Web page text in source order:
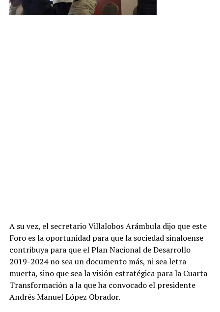
A su vez, el secretario Villalobos Arámbula dijo que este
Foro es la oportunidad para que la sociedad sinaloense
contribuya para que el Plan Nacional de Desarrollo
2019-2024 no sea un documento más, ni sea letra
muerta, sino que sea la visión estratégica para la Cuarta
Transformación a la que ha convocado el presidente
Andrés Manuel López Obrador.